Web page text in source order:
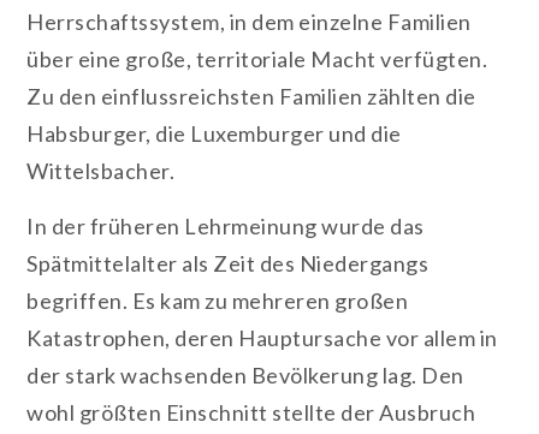
Herrschaftssystem, in dem einzelne Familien
über eine große, territoriale Macht verfügten.
Zu den einflussreichsten Familien zählten die
Habsburger, die Luxemburger und die
Wittelsbacher.
In der früheren Lehrmeinung wurde das
Spätmittelalter als Zeit des Niedergangs
begriffen. Es kam zu mehreren großen
Katastrophen, deren Hauptursache vor allem in
der stark wachsenden Bevölkerung lag. Den
wohl größten Einschnitt stellte der Ausbruch